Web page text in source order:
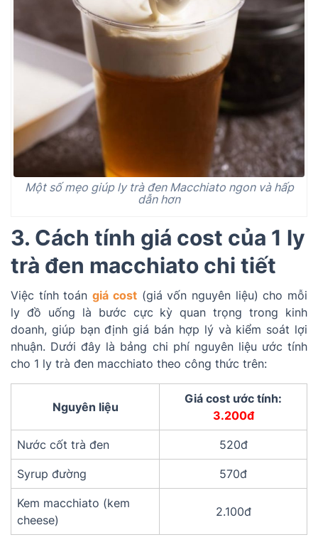
Một số mẹo giúp ly trà đen Macchiato ngon và hấp
dẫn hơn
3. Cách tính giá cost của 1 ly
trà đen macchiato chi tiết
Việc tính toángiá cost(giá vốn nguyên liệu) cho mỗi
ly đồ uống là bước cực kỳ quan trọng trong kinh
doanh, giúp bạn định giá bán hợp lý và kiểm soát lợi
nhuận. Dưới đây là bảng chi phí nguyên liệu ước tính
cho 1 ly trà đen macchiato theo công thức trên:
Nguyên liệu
Giá cost ước tính:
3.200đ
Nước cốt trà đen 520đ
Syrup đường 570đ
Kem macchiato (kem
cheese)
2.100đ